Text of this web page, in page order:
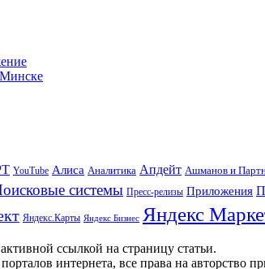
YouTube Алиса Аналитика Апдейт Ашманов и
системы Пресс-релизы Приложения
Яндекс.Карты Яндекс Бизнес Яндекс
ссылкой на страницу статьи.
интернета, все права на авторство